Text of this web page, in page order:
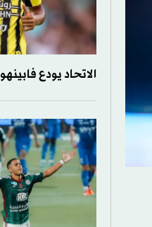
الاتحاد يودع فابينهو